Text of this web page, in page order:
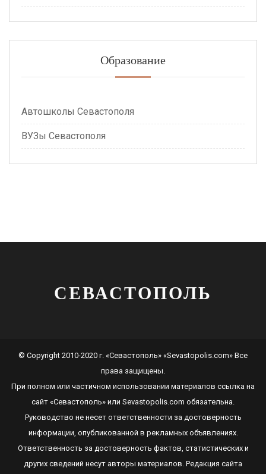
Образование
Автошколы Севастополя
ВУЗы Севастополя
СЕВАСТОПОЛЬ
© Copyright 2010-2020 г. «Севастополь» «Sevastopolis.com» Все
права защищены.
При полном или частичном использовании материалов ссылка на
сайт «Севастополь» или Sevastopolis.com обязательна.
Руководство не несет ответственности за достоверность
информации, опубликованной в рекламных объявлениях.
Ответственность за достоверность фактов, статистических и
других сведений несут авторы материалов. Редакция сайта